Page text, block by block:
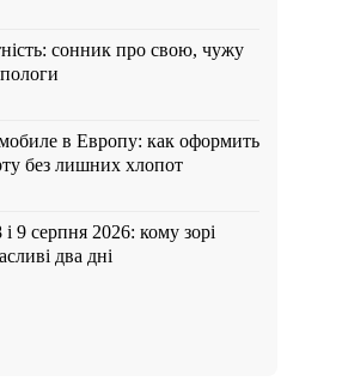
сонник про свою, чужу
в Европу: как оформить
без лишних хлопот
9 серпня 2026: кому зорі
два дні